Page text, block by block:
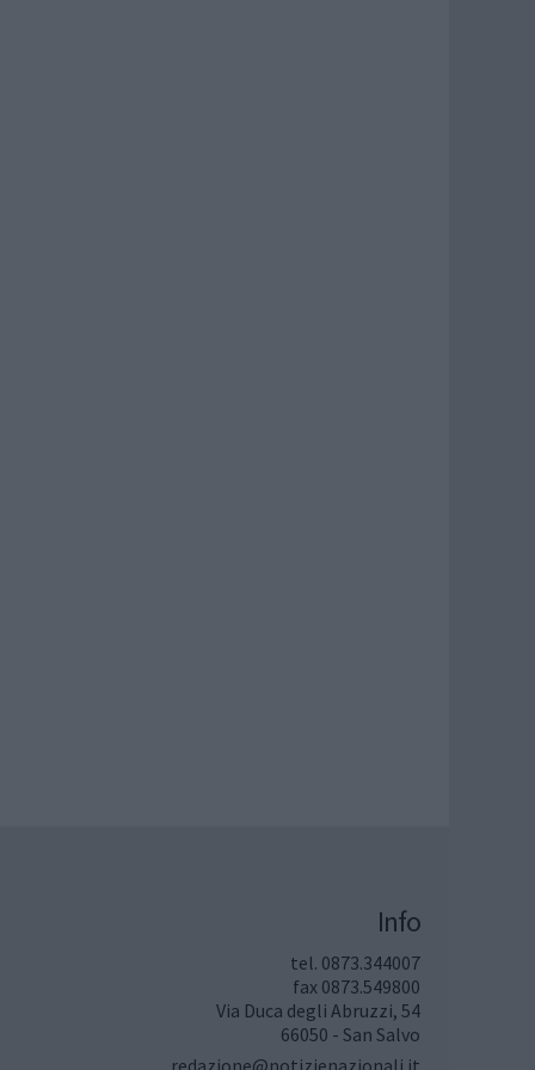
Info
tel. 0873.344007
fax 0873.549800
Via Duca degli Abruzzi, 54
66050 - San Salvo
redazione@notizienazionali.it